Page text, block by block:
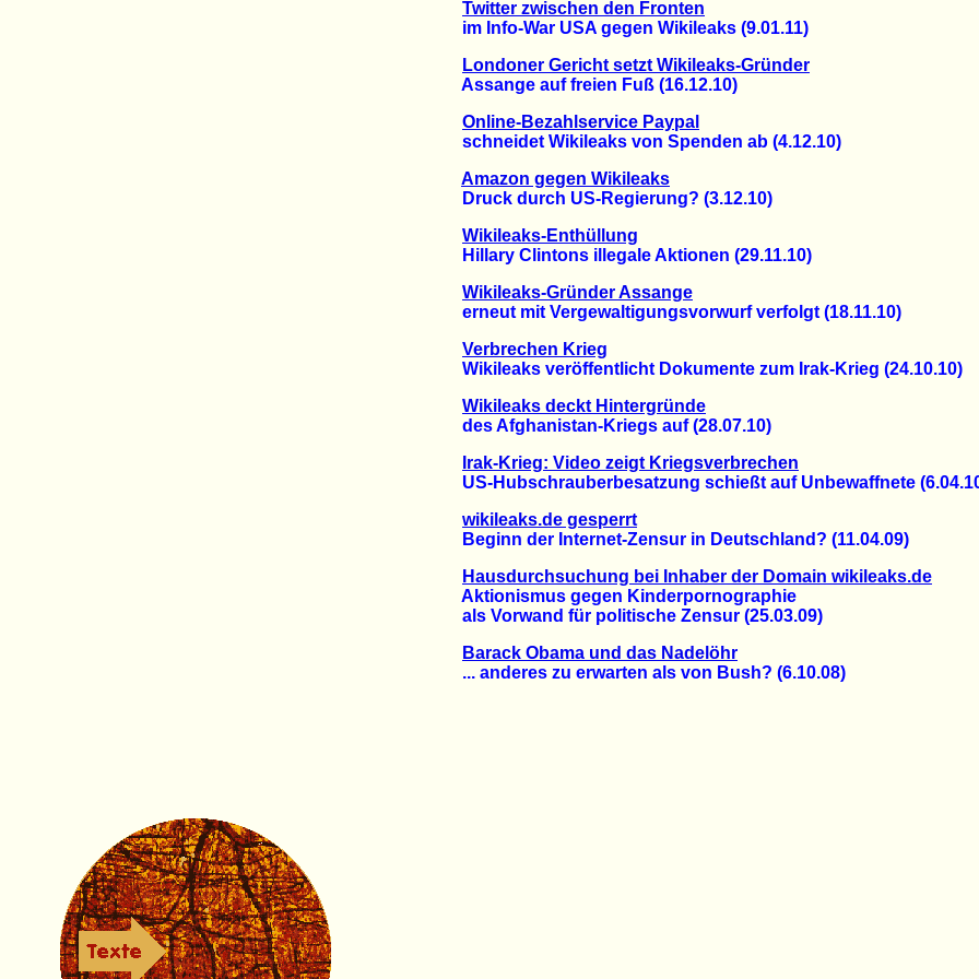
Twitter zwischen den Fronten
im Info-War USA gegen Wikileaks (9.01.11)
Londoner Gericht setzt Wikileaks-Gründer
Assange auf freien Fuß (16.12.10)
Online-Bezahlservice Paypal
schneidet Wikileaks von Spenden ab (4.12.10)
Amazon gegen Wikileaks
Druck durch US-Regierung? (3.12.10)
Wikileaks-Enthüllung
Hillary Clintons illegale Aktionen (29.11.10)
Wikileaks-Gründer Assange
erneut mit Vergewaltigungsvorwurf verfolgt (18.11.10)
Verbrechen Krieg
Wikileaks veröffentlicht Dokumente zum Irak-Krieg (24.10.10)
Wikileaks deckt Hintergründe
des Afghanistan-Kriegs auf (28.07.10)
Irak-Krieg: Video zeigt Kriegsverbrechen
US-Hubschrauberbesatzung schießt auf Unbewaffnete
wikileaks.de gesperrt
Beginn der Internet-Zensur in Deutschland? (11.04.09)
Hausdurchsuchung bei Inhaber der Domain wikileaks.de
Aktionismus gegen Kinderpornographie
als Vorwand für politische Zensur (25.03.09)
Barack Obama und das Nadelöhr
... anderes zu erwarten als von Bush? (6.10.08)